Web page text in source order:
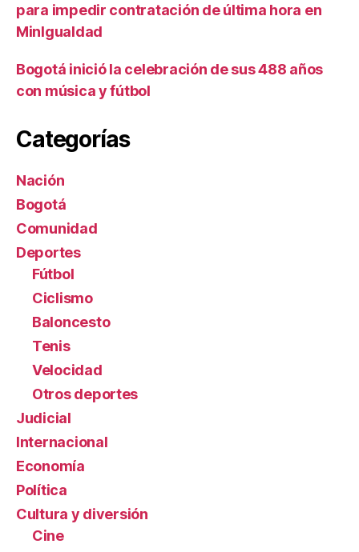
para impedir contratación de última hora en
MinIgualdad
Bogotá inició la celebración de sus 488 años
con música y fútbol
Categorías
Nación
Bogotá
Comunidad
Deportes
Fútbol
Ciclismo
Baloncesto
Tenis
Velocidad
Otros deportes
Judicial
Internacional
Economía
Política
Cultura y diversión
Cine